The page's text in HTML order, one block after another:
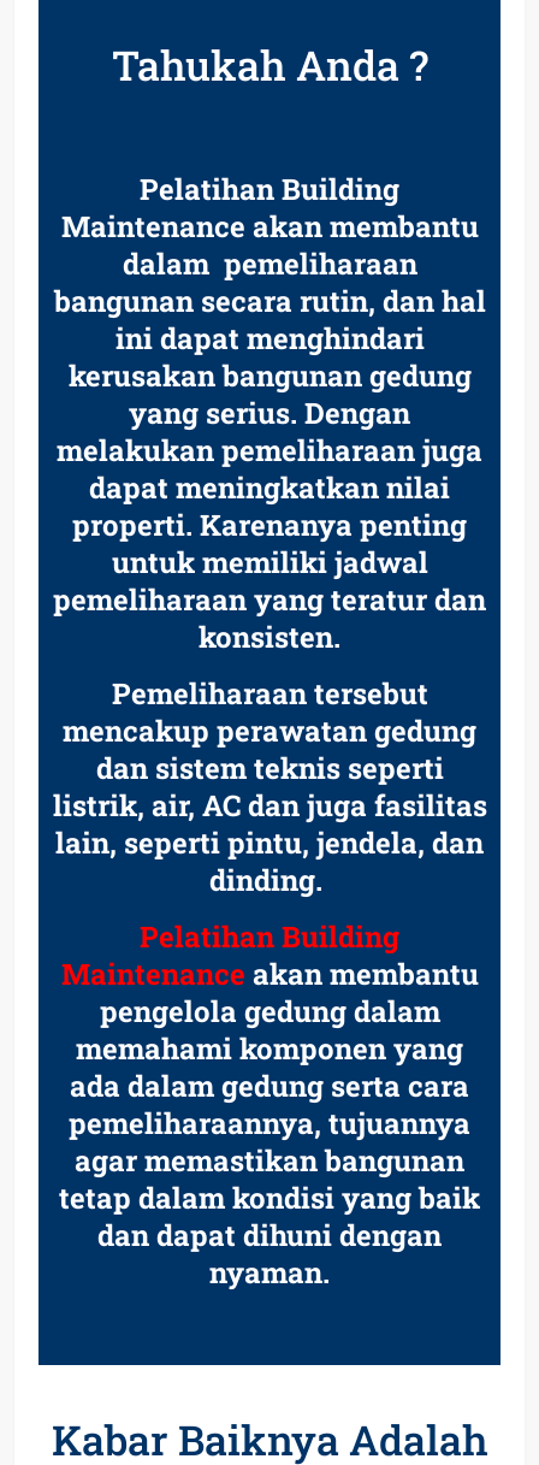
Tahukah Anda ?
Pelatihan Building
Maintenance akan membantu
dalam pemeliharaan
bangunan secara rutin, dan hal
ini dapat menghindari
kerusakan bangunan gedung
yang serius. Dengan
melakukan pemeliharaan juga
dapat meningkatkan nilai
properti. Karenanya penting
untuk memiliki jadwal
pemeliharaan yang teratur dan
konsisten.
Pemeliharaan tersebut
mencakup perawatangedung
dan sistem teknis seperti
listrik, air, AC dan juga fasilitas
lain, seperti pintu, jendela, dan
dinding.
Pelatihan Building
Maintenance akan membantu
pengelola gedung dalam
memahami komponen yang
ada dalam gedung serta cara
pemeliharaannya, tujuannya
agar memastikan bangunan
tetap dalam kondisi yang baik
dan dapat dihuni dengan
nyaman.
Kabar Baiknya Adalah